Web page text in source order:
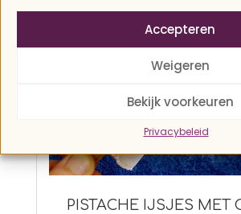
Accepteren
Weigeren
Bekijk voorkeuren
Privacybeleid
PISTACHE IJSJES MET